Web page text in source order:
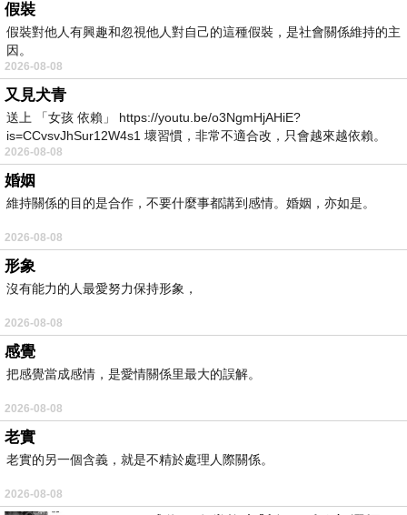
假裝
假裝對他人有興趣和忽視他人對自己的這種假裝，是社會關係維持的主
因。
2026-08-08
又見犬青
送上 「女孩 依賴」 https://youtu.be/o3NgmHjAHiE?
is=CCvsvJhSur12W4s1 壞習慣，非常不適合改，只會越來越依賴。
我害怕的
2026-08-08
婚姻
維持關係的目的是合作，不要什麼事都講到感情。婚姻，亦如是。
2026-08-08
形象
沒有能力的人最愛努力保持形象，
2026-08-08
感覺
把感覺當成感情，是愛情關係里最大的誤解。
2026-08-08
老實
老實的另一個含義，就是不精於處理人際關係。
2026-08-08